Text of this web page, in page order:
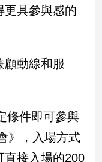
更具參與感的
顧動線和服
條件即可參與
》，入場方式
直接入場的200